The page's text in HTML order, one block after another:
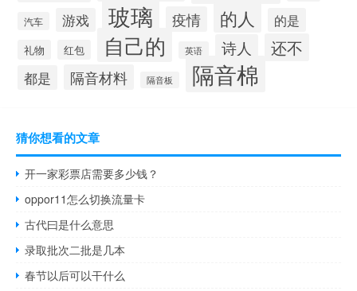
汽车 游戏 玻璃 疫情 的人 的是
礼物 红包 自己的 英语 诗人 还不
都是 隔音材料 隔音板 隔音棉
猜你想看的文章
开一家彩票店需要多少钱？
oppor11怎么切换流量卡
古代曰是什么意思
录取批次二批是几本
春节以后可以干什么